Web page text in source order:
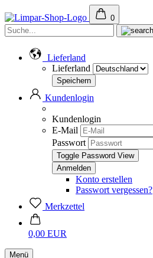
0
Lieferland
Lieferland
Kundenlogin
Kundenlogin
E-Mail
Passwort
Toggle Password View
Konto erstellen
Passwort vergessen?
Merkzettel
0,00 EUR
Menü